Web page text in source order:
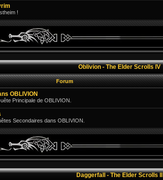
!
Oblivion - The Elder Scrolls IV
Forum
OBLIVION
Principale de OBLIVION.
Secondaires dans OBLIVION.
Daggerfall - The Elder Scrolls II